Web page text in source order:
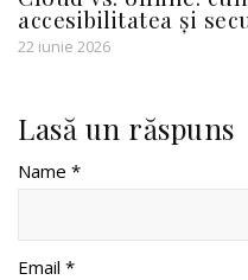
accesibilitatea și
22 iunie 2026
Lasă un răspuns
Name *
Email *